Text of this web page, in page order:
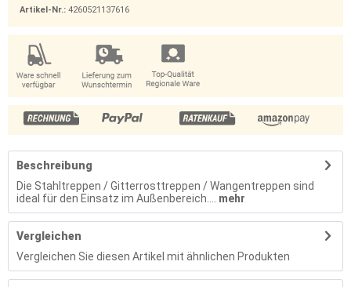
Artikel-Nr.: 4260521137616
Beschreibung
Die Stahltreppen / Gitterrosttreppen / Wangentreppen sind
ideal für den Einsatz im Außenbereich....
mehr
Vergleichen
Vergleichen Sie diesen Artikel mit ähnlichen Produkten